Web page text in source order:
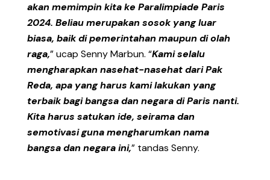
akan memimpin kita ke Paralimpiade Paris
2024. Beliau merupakan sosok yang luar
biasa, baik di pemerintahan maupun di olah
raga,” ucap Senny Marbun. “Kami selalu
mengharapkan nasehat-nasehat dari Pak
Reda, apa yang harus kami lakukan yang
terbaik bagi bangsa dan negara di Paris nanti.
Kita harus satukan ide, seirama dan
semotivasi guna mengharumkan nama
bangsa dan negara ini,” tandas Senny.